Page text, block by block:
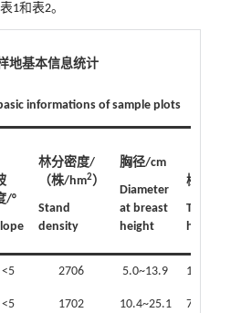
表1和表2。
地基本信息统计
informations of sample plots
/°
林分密度/
（株/hm2）
Stand
density
胸径/cm
Diameter
at breast
height
树高/m
Tree
height
<5 2706 5.0~13.9 1.2~12.6
<5 1702 10.4~25.1 7.5~17.0